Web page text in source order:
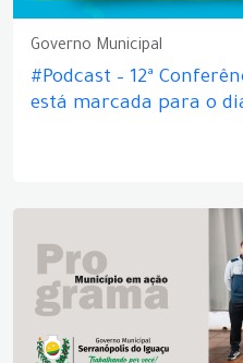
Governo Municipal
#Podcast – 12ª
está marcada para o